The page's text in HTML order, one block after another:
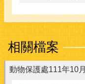
相關檔案
動物保護處111年10